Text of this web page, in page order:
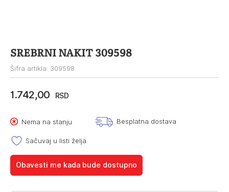
SREBRNI NAKIT 309598
Šifra artikla: 309598
1.742,00 RSD
Nema na stanju Besplatna dostava
Sačuvaj u listi želja
Obavesti me kada bude dostupno